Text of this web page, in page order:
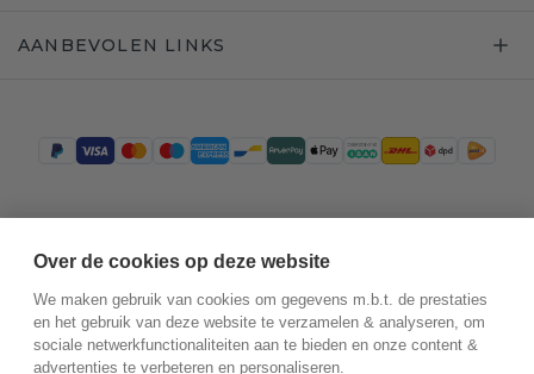
AANBEVOLEN LINKS
Over de cookies op deze website
We maken gebruik van cookies om gegevens m.b.t. de prestaties
en het gebruik van deze website te verzamelen & analyseren, om
sociale netwerkfunctionaliteiten aan te bieden en onze content &
advertenties te verbeteren en personaliseren.